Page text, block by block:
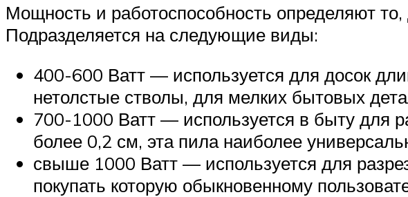
Мощность и работоспособность определяют
Подразделяется на следующие виды:
400-600 Ватт — используется для досок
нетолстые стволы, для мелких бытовых
700-1000 Ватт — используется в быту для
более 0,2 см, эта пила наиболее
свыше 1000 Ватт — используется для
покупать которую обыкновенному